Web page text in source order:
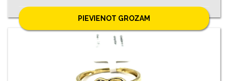
PIEVIENOT GROZAM